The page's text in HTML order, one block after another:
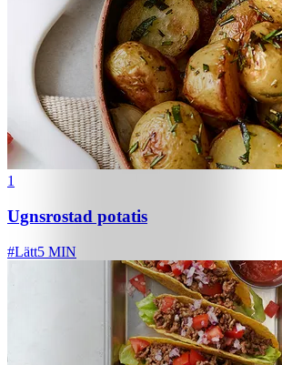
1
Ugnsrostad potatis
#Lätt5 MIN